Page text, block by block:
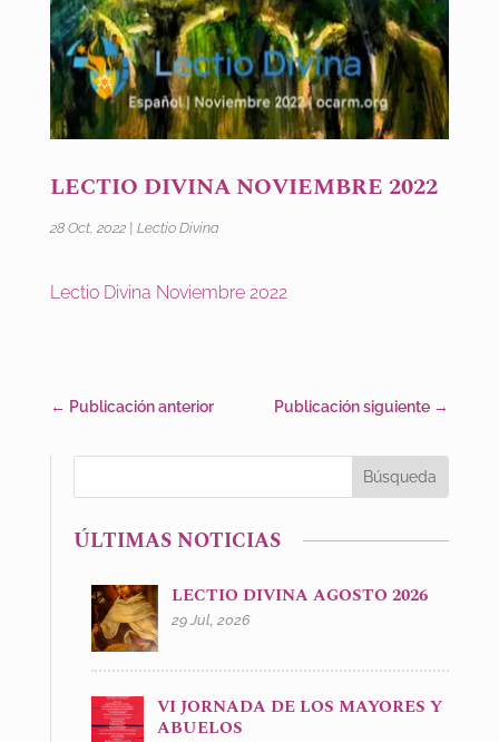
LECTIO DIVINA NOVIEMBRE 2022
28 Oct, 2022| Lectio Divina
Lectio Divina Noviembre 2022
← Publicación anterior Publicación siguiente →
ÚLTIMAS NOTICIAS
LECTIO DIVINA AGOSTO 2026
29 Jul, 2026
VI JORNADA DE LOS MAYORES Y
ABUELOS